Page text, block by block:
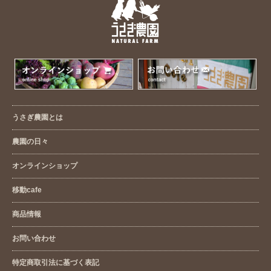
うさぎ農園とは
農園の日々
オンラインショップ
移動cafe
商品情報
お問い合わせ
特定商取引法に基づく表記